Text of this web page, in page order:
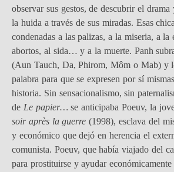
observar sus gestos, de descubrir el
la huida a través de sus miradas. Esas
condenadas a las palizas, a la miseria, a la
abortos, al sida… y a la muerte. Panh
(Aun Tauch, Da, Phirom, Môm o Mab) y
palabra para que se expresen por sí
historia. Sin sensacionalismo, sin
de Le papier… se anticipaba Poeuv, la
soir après la guerre (1998), esclava del
y económico que dejó en herencia el
comunista. Poeuv, que había viajado del
para prostituirse y ayudar